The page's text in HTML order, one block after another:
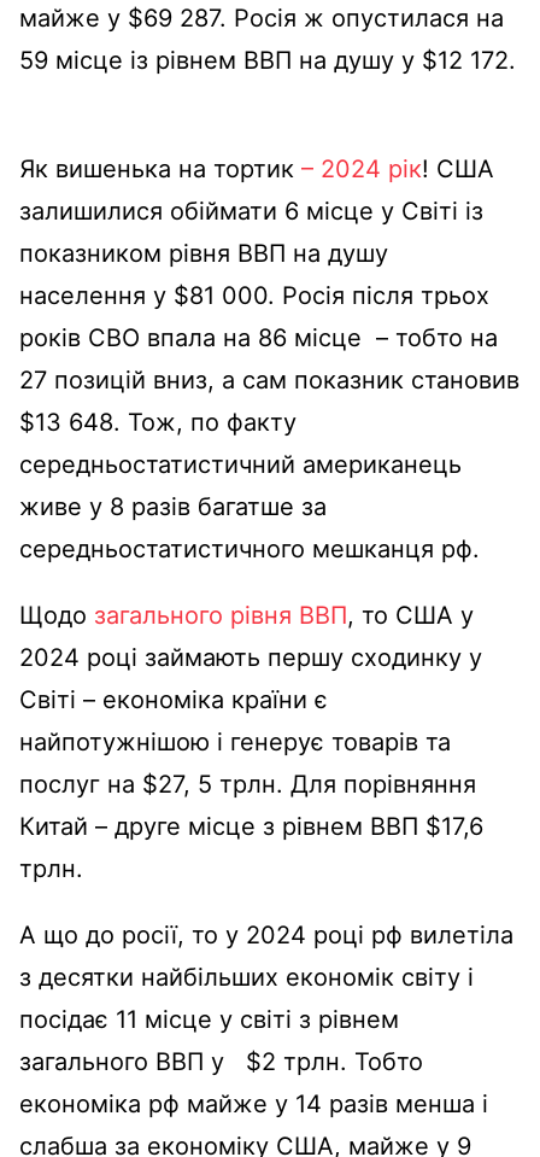
майже у $69 287. Росія ж опустилася на
59 місце із рівнем ВВП на душу у $12 172.
Як вишенька на тортик – 2024 рік! США
залишилися обіймати 6 місце у Світі із
показником рівня ВВП на душу
населення у $81 000. Росія після трьох
років СВО впала на 86 місце – тобто на
27 позицій вниз, а сам показник становив
$13 648. Тож, по факту
середньостатистичний американець
живе у 8 разів багатше за
середньостатистичного мешканця рф.
Щодо загального рівня ВВП, то США у
2024 році займають першу сходинку у
Світі – економіка країни є
найпотужнішою і генерує товарів та
послуг на $27, 5 трлн. Для порівняння
Китай – друге місце з рівнем ВВП $17,6
трлн.
А що до росії, то у 2024 році рф вилетіла
з десятки найбільших економік світу і
посідає 11 місце у світі з рівнем
загального ВВП у $2 трлн. Тобто
економіка рф майже у 14 разів менша і
слабша за економіку США, майже у 9